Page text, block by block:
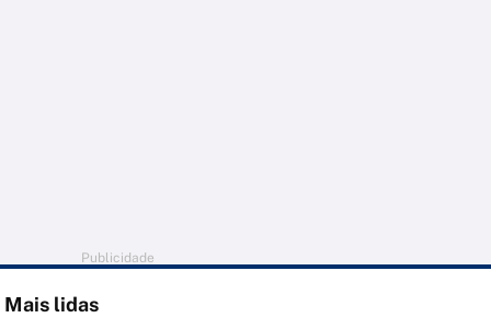
Publicidade
Mais lidas